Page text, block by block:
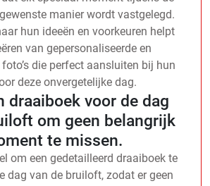
manier wordt vastgelegd.
hun ideeën en voorkeuren helpt
van gepersonaliseerde en
die perfect aansluiten bij hun
deze onvergetelijke dag.
draaiboek voor de dag
om geen belangrijk
te missen.
om een gedetailleerd draaiboek te
dag van de bruiloft, zodat er geen